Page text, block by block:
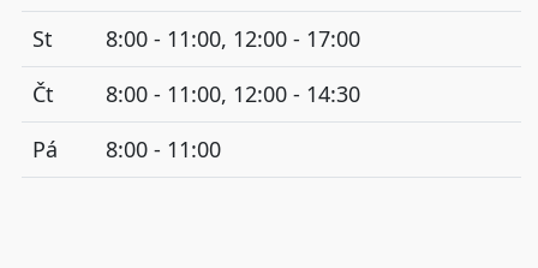
St
8:00 - 11:00, 12:00 - 17:00
Čt
8:00 - 11:00, 12:00 - 14:30
Pá
8:00 - 11:00